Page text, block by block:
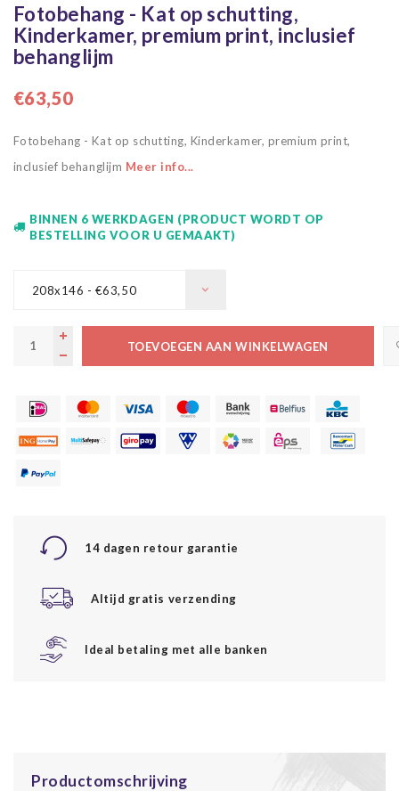
Fotobehang - Kat op schutting,
Kinderkamer, premium print, inclusief
behanglijm
€63,50
Fotobehang - Kat op schutting, Kinderkamer, premium print,
inclusief behanglijm Meer info...
BINNEN 6 WERKDAGEN (PRODUCT WORDT OP
BESTELLING VOOR U GEMAAKT)
208x146 - €63,50
TOEVOEGEN AAN WINKELWAGEN
14 dagen retour garantie
Altijd gratis verzending
Ideal betaling met alle banken
Productomschrijving